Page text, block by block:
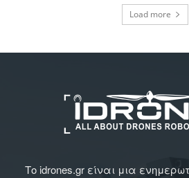
Load more
Το idrones.gr είναι μια